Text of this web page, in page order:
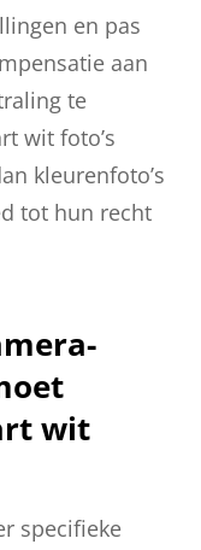
en pas
aan
te
wit foto’s
kleurenfoto’s
tot hun recht
wit
specifieke